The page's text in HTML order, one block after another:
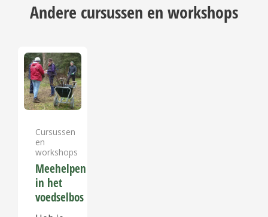
Andere cursussen en workshops
Cursussen
en
workshops
Meehelpen
in het
voedselbos
Dit
product
heeft
meerdere
Deze
optie
kan
gekozen
worden